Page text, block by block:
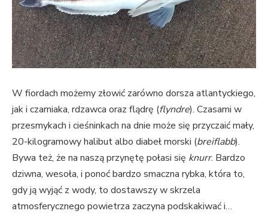
W fiordach możemy złowić zarówno dorsza atlantyckiego,
jak i czarniaka, rdzawca oraz flądrę (flyndre). Czasami w
przesmykach i cieśninkach na dnie może się przyczaić mały,
20-kilogramowy halibut albo diabeł morski (breiflabb).
Bywa też, że na naszą przynętę połasi się knurr. Bardzo
dziwna, wesoła, i ponoć bardzo smaczna rybka, która to,
gdy ją wyjąć z wody, to dostawszy w skrzela
atmosferycznego powietrza zaczyna podskakiwać i…